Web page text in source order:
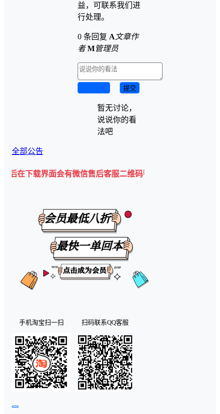
益，可联系我们进
行处理。
0 条回复 A 文章作
者 M管理员
提交
暂无讨论，
说说你的看
法吧
全部公告
面会有微信售后客服二维码💡
手机淘宝扫一扫 扫码联系QQ客服